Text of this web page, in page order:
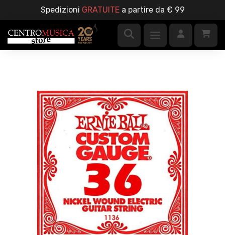
Spedizioni GRATUITEa partire da € 99